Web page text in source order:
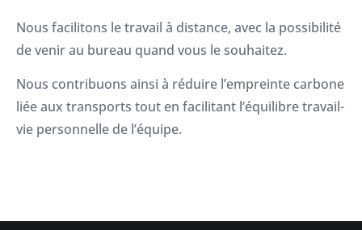
Nous facilitons le travail à distance, avec la possibilité
de venir au bureau quand vous le souhaitez.
Nous contribuons ainsi à réduire l’empreinte carbone
liée aux transports tout en facilitant l’équilibre travail-
vie personnelle de l’équipe.